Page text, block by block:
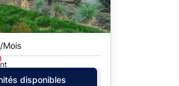
/Mois
disponibles